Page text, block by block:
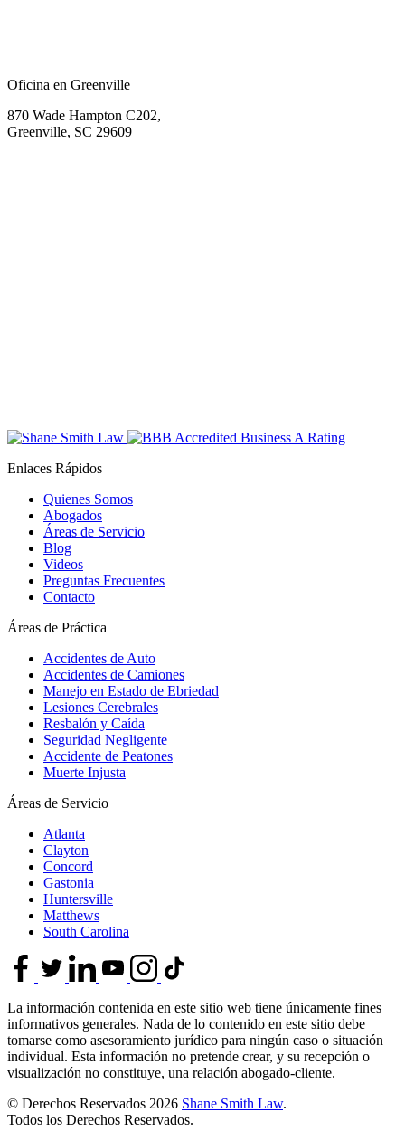
Oficina en Greenville
870 Wade Hampton C202,
Greenville, SC 29609
Enlaces Rápidos
Quienes Somos
Abogados
Áreas de Servicio
Blog
Videos
Preguntas Frecuentes
Contacto
Áreas de Práctica
Accidentes de Auto
Accidentes de Camiones
Manejo en Estado de Ebriedad
Lesiones Cerebrales
Resbalón y Caída
Seguridad Negligente
Accidente de Peatones
Muerte Injusta
Áreas de Servicio
Atlanta
Clayton
Concord
Gastonia
Huntersville
Matthews
South Carolina
La información contenida en este sitio web tiene únicamente fines
informativos generales. Nada de lo contenido en este sitio debe
tomarse como asesoramiento jurídico para ningún caso o situación
individual. Esta información no pretende crear, y su recepción o
visualización no constituye, una relación abogado-cliente.
© Derechos Reservados 2026 Shane Smith Law.
Todos los Derechos Reservados.